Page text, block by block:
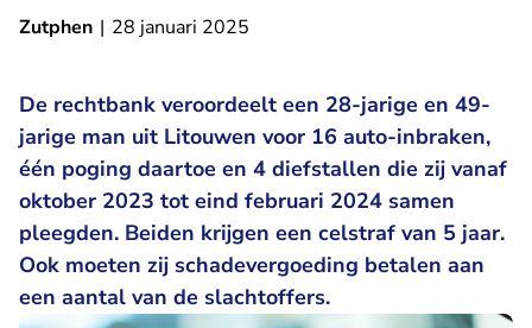
Zutphen | 28 januari 2025
De rechtbank veroordeelt een 28-jarige en 49-
jarige man uit Litouwen voor 16 auto-inbraken,
één poging daartoe en 4 diefstallen die zij vanaf
oktober 2023 tot eind februari 2024 samen
pleegden. Beiden krijgen een celstraf van 5 jaar.
Ook moeten zij schadevergoeding betalen aan
een aantal van de slachtoffers.